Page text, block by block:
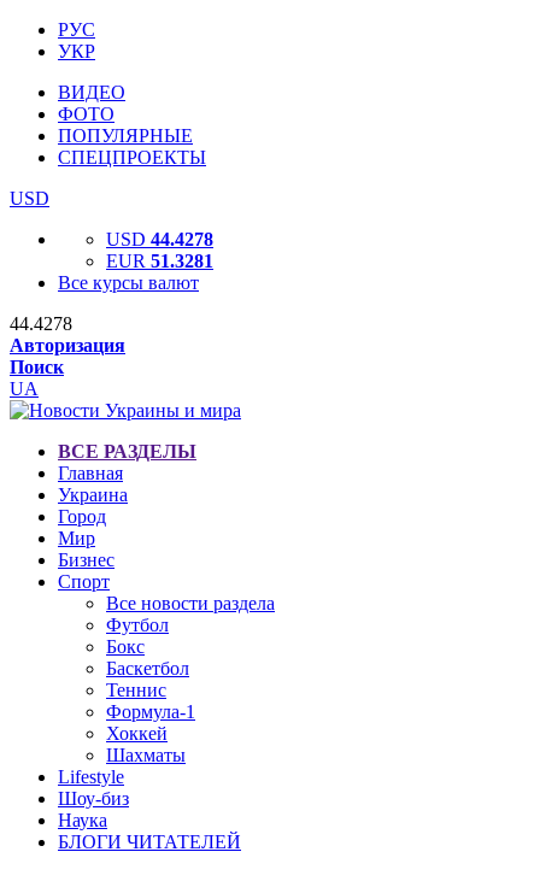
РУС
УКР
ВИДЕО
ФОТО
ПОПУЛЯРНЫЕ
СПЕЦПРОЕКТЫ
USD
USD 44.4278
EUR 51.3281
Все курсы валют
44.4278
Авторизация
Поиск
UA
ВСЕ РАЗДЕЛЫ
Главная
Украина
Город
Мир
Бизнес
Спорт
Все новости раздела
Футбол
Бокс
Баскетбол
Теннис
Формула-1
Хоккей
Шахматы
Lifestyle
Шоу-биз
Наука
БЛОГИ ЧИТАТЕЛЕЙ